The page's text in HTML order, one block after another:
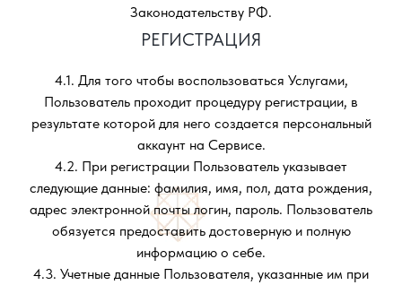
Законодательству РФ.
РЕГИСТРАЦИЯ
4.1. Для того чтобы воспользоваться Услугами,
Пользователь проходит процедуру регистрации, в
результате которой для него создается персональный
аккаунт на Сервисе.
4.2. При регистрации Пользователь указывает
следующие данные: фамилия, имя, пол, дата рождения,
адрес электронной почты логин, пароль. Пользователь
обязуется предоставить достоверную и полную
информацию о себе.
4.3. Учетные данные Пользователя, указанные им при